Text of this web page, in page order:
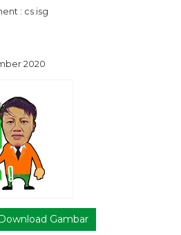
: cs isg
2020
Gambar